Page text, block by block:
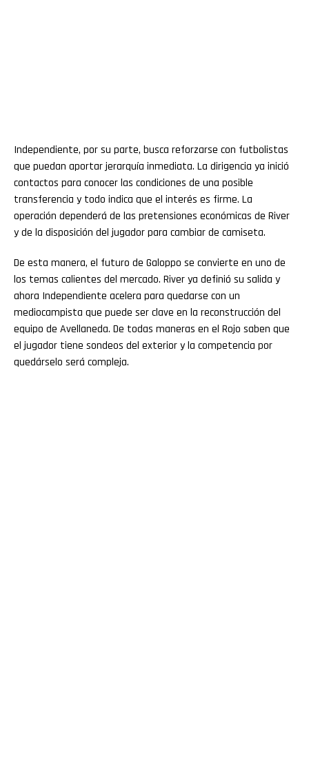
Independiente, por su parte, busca reforzarse con futbolistas
que puedan aportar jerarquía inmediata. La dirigencia ya inició
contactos para conocer las condiciones de una posible
transferencia y todo indica que el interés es firme. La
operación dependerá de las pretensiones económicas de River
y de la disposición del jugador para cambiar de camiseta.
De esta manera, el futuro de Galoppo se convierte en uno de
los temas calientes del mercado. River ya definió su salida y
ahora Independiente acelera para quedarse con un
mediocampista que puede ser clave en la reconstrucción del
equipo de Avellaneda. De todas maneras en el Rojo saben que
el jugador tiene sondeos del exterior y la competencia por
quedárselo será compleja.